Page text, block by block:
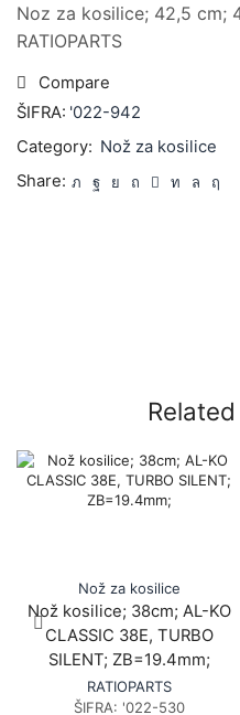
Noz za kosilice; 42,5 cm;
RATIOPARTS
Compare
ŠIFRA: '022-942
Category: Nož za kosilice
Share:
Nož za kosilice
Nož kosilice; 38cm; AL-KO
CLASSIC 38E, TURBO
SILENT; ZB=19.4mm;
RATIOPARTS
ŠIFRA: '022-530